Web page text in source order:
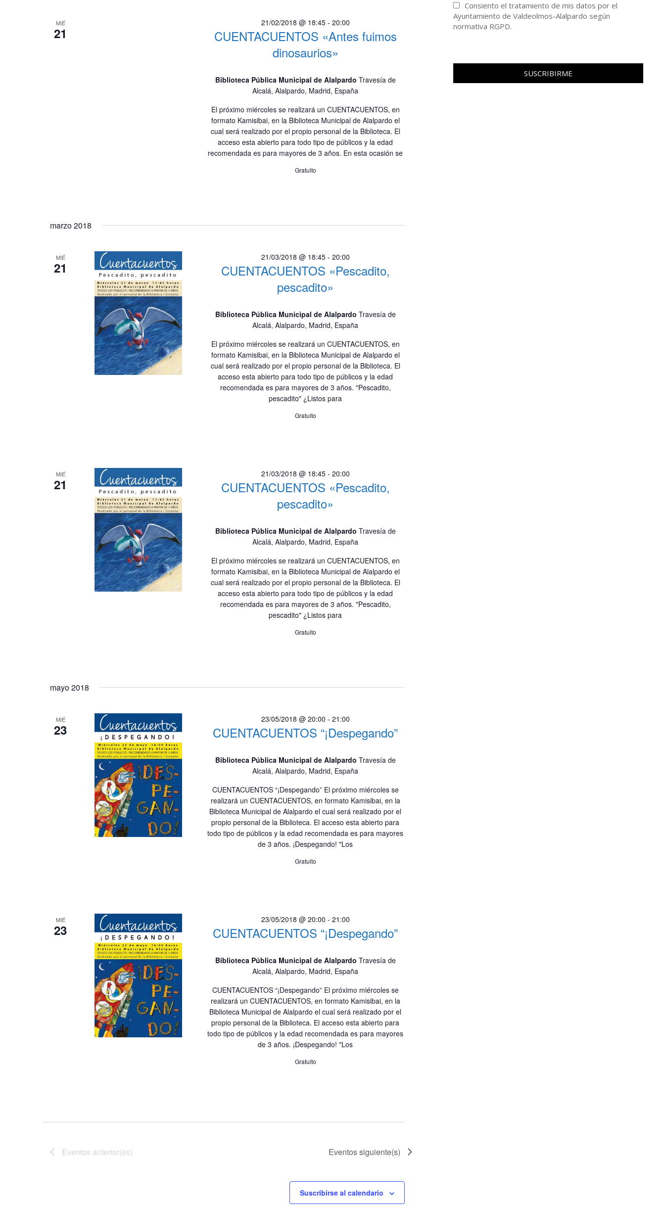
n
t
MIÉ
21
CUENTACUENTOS «Antes fuimos
dinosaurios»
21/02/2018 @ 18:45- 20:00
Biblioteca Pública Municipal de Alalpardo Travesía de
Alcalá, Alalpardo, Madrid, España
El próximo miércoles se realizará un CUENTACUENTOS, en
formato Kamisibai, en la Biblioteca Municipal de Alalpardo el
cual será realizado por el propio personal de la Biblioteca. El
acceso esta abierto para todo tipo de públicos y la edad
recomendada es para mayores de 3 años. En esta ocasión se
Gratuito
marzo 2018
MIÉ
21
CUENTACUENTOS «Pescadito,
pescadito»
21/03/2018 @ 18:45- 20:00
Biblioteca Pública Municipal de Alalpardo Travesía de
Alcalá, Alalpardo, Madrid, España
El próximo miércoles se realizará un CUENTACUENTOS, en
formato Kamisibai, en la Biblioteca Municipal de Alalpardo el
cual será realizado por el propio personal de la Biblioteca. El
acceso esta abierto para todo tipo de públicos y la edad
recomendada es para mayores de 3 años. "Pescadito,
pescadito" ¿Listos para
Gratuito
MIÉ
21
CUENTACUENTOS «Pescadito,
pescadito»
21/03/2018 @ 18:45- 20:00
Biblioteca Pública Municipal de Alalpardo Travesía de
Alcalá, Alalpardo, Madrid, España
El próximo miércoles se realizará un CUENTACUENTOS, en
formato Kamisibai, en la Biblioteca Municipal de Alalpardo el
cual será realizado por el propio personal de la Biblioteca. El
acceso esta abierto para todo tipo de públicos y la edad
recomendada es para mayores de 3 años. "Pescadito,
pescadito" ¿Listos para
Gratuito
mayo 2018
MIÉ
23 CUENTACUENTOS “¡Despegando”
23/05/2018 @ 20:00 - 21:00
Biblioteca Pública Municipal de Alalpardo Travesía de
Alcalá, Alalpardo, Madrid, España
CUENTACUENTOS “¡Despegando” El próximo miércoles se
realizará un CUENTACUENTOS, en formato Kamisibai, en la
Biblioteca Municipal de Alalpardo el cual será realizado por el
propio personal de la Biblioteca. El acceso esta abierto para
todo tipo de públicos y la edad recomendada es para mayores
de 3 años. ¡Despegando! "Los
Gratuito
MIÉ
23 CUENTACUENTOS “¡Despegando”
23/05/2018 @ 20:00 - 21:00
Biblioteca Pública Municipal de Alalpardo Travesía de
Alcalá, Alalpardo, Madrid, España
CUENTACUENTOS “¡Despegando” El próximo miércoles se
realizará un CUENTACUENTOS, en formato Kamisibai, en la
Biblioteca Municipal de Alalpardo el cual será realizado por el
propio personal de la Biblioteca. El acceso esta abierto para
todo tipo de públicos y la edad recomendada es para mayores
de 3 años. ¡Despegando! "Los
Gratuito
Eventos anterior(es) Eventossiguiente(s)
Suscribirse al calendario
Consiento el tratamiento de mis datos por el
Ayuntamiento de Valdeolmos-Alalpardo según
normativa RGPD.